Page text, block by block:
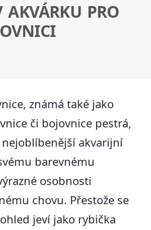
AKVÁRKU PRO
známá také jako
či bojovnice pestrá,
akvarijní
barevnému
osobnosti
chovu. Přestože se
jeví jako rybička